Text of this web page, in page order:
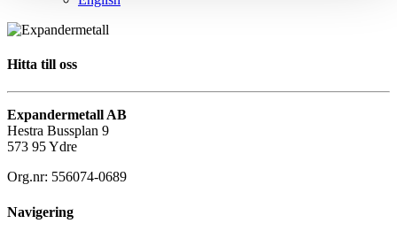
Hitta till oss
Expandermetall AB
Hestra Bussplan 9
573 95 Ydre
Org.nr: 556074-0689
Navigering